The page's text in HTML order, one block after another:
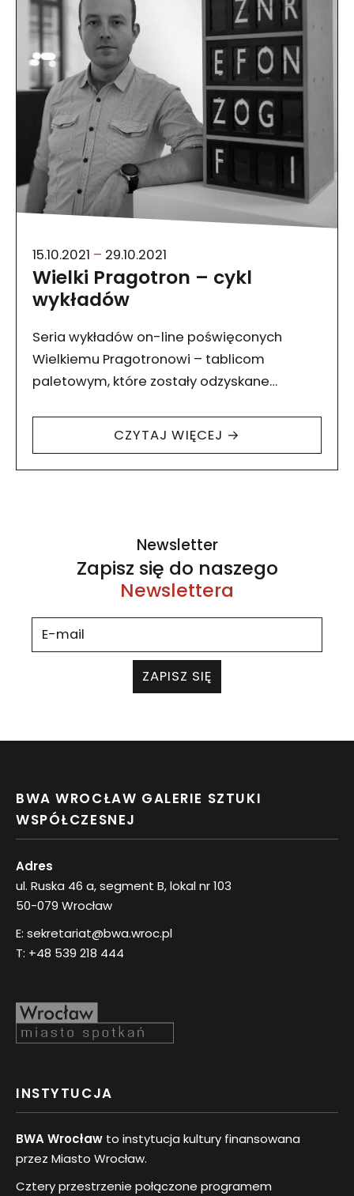
Wielki Pragotron – cykl
wykładów
15.10.2021 – 29.10.2021
Seria wykładów on-line poświęconych
Wielkiemu Pragotronowi – tablicom
paletowym, które zostały odzyskane
Tyszecki. Wielki Pragotron to…
CZYTAJ WIĘCEJ →
Newsletter
Zapisz się do naszego
Newslettera
ZAPISZ SIĘ
BWA WROCŁAW GALERIE SZTUKI
WSPÓŁCZESNEJ
Adres
ul. Ruska 46 a, segment B, lokal nr 103
50-079 Wrocław
E: sekretariat@bwa.wroc.pl
T: +48 539 218 444
INSTYTUCJA
BWA Wrocław to instytucja kultury finansowana
przez Miasto Wrocław.
Cztery przestrzenie połączone programem